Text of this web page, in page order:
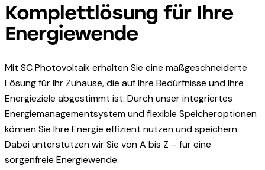
Komplettlösung für Ihre
Energiewende
Mit SC Photovoltaik erhalten Sie eine maßgeschneiderte
Lösung für Ihr Zuhause, die auf Ihre Bedürfnisse und Ihre
Energieziele abgestimmt ist. Durch unser integriertes
Energiemanagementsystem und flexible Speicheroptionen
können Sie Ihre Energie effizient nutzen und speichern.
Dabei unterstützen wir Sie von A bis Z – für eine
sorgenfreie Energiewende.